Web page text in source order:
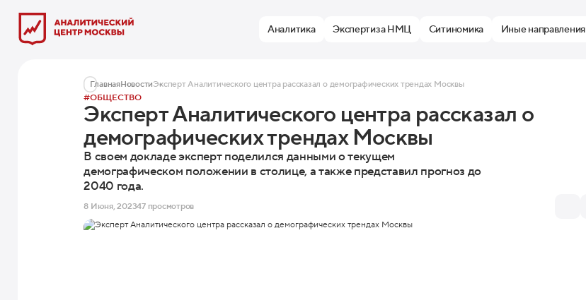
Аналитика Экспертиза НМЦ Ситиномика Иные направления
ГлавнаяНовостиЭксперт Аналитического центра рассказал о демографических трендах Москвы
#ОБЩЕСТВО
Эксперт Аналитического центра рассказал о
демографических трендах Москвы
В своем докладе эксперт поделился данными о текущем
демографическом положении в столице, а также представил прогноз до
2040 года.
8 Июня, 202347 просмотров